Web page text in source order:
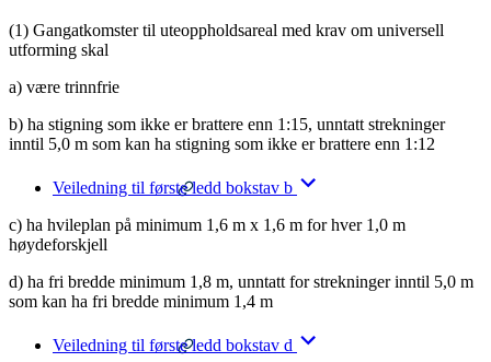
(1) Gangatkomster til uteoppholdsareal med krav om universell
utforming skal
a) være trinnfrie
b) ha stigning som ikke er brattere enn 1:15, unntatt strekninger
inntil 5,0 m som kan ha stigning som ikke er brattere enn 1:12
Veiledning til første ledd bokstav b
c) ha hvileplan på minimum 1,6 m x 1,6 m for hver 1,0 m
høydeforskjell
d) ha fri bredde minimum 1,8 m, unntatt for strekninger inntil 5,0 m
som kan ha fri bredde minimum 1,4 m
Veiledning til første ledd bokstav d